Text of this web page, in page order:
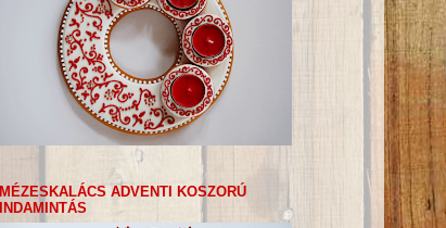
MÉZESKALÁCS ADVENTI KOSZORÚ
INDAMINTÁS